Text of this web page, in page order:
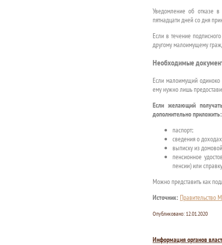
Уведомление об отказе
пятнадцати дней со дня
Если в течение
другому малоимущему
Необходимые
Если малоимущий
ему нужно лишь
Если желающий
дополнительно приложить:
паспорт;
сведения о
выписку из
пенсионное
пенсии) или
Можно представить как
Источник: Правительство
Опубликовано: 12.01.2020
Информация органов